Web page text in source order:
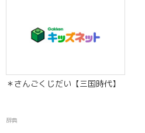
＊さんごくじだい【三国時代】
辞典